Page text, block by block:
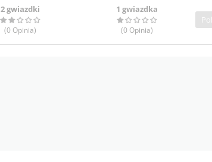
2 gwiazdki
(0 Opinia)
1 gwiazdka
(0 Opinia)